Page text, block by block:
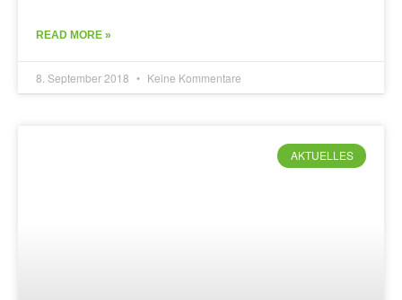
READ MORE »
8. September 2018 Keine Kommentare
AKTUELLES